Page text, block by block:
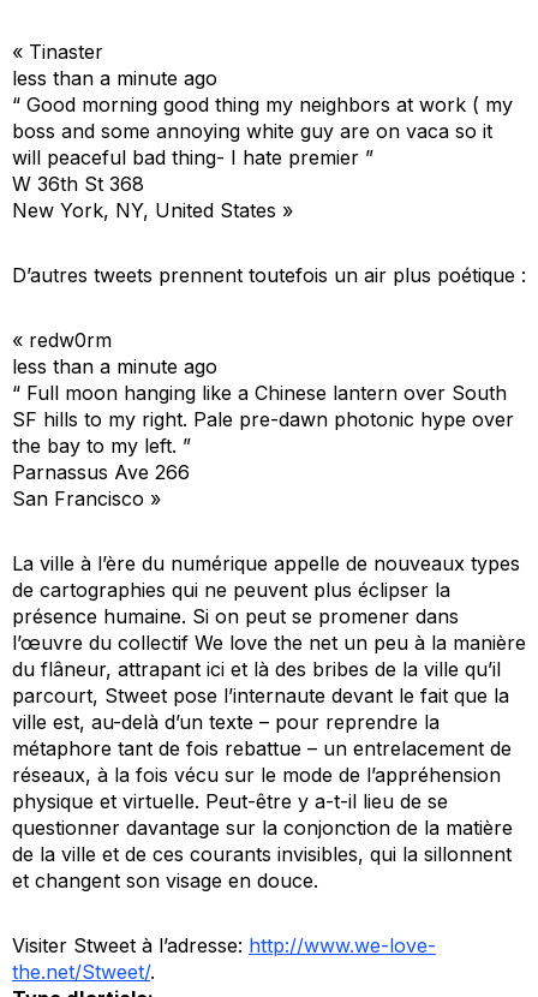
« Tinaster
less than a minute ago
“ Good morning good thing my neighbors at work ( my
boss and some annoying white guy are on vaca so it
will peaceful bad thing- I hate premier ”
W 36th St 368
New York, NY, United States »
D’autres tweets prennent toutefois un air plus poétique :
« redw0rm
less than a minute ago
“ Full moon hanging like a Chinese lantern over South
SF hills to my right. Pale pre-dawn photonic hype over
the bay to my left. ”
Parnassus Ave 266
San Francisco »
La ville à l’ère du numérique appelle de nouveaux types
de cartographies qui ne peuvent plus éclipser la
présence humaine. Si on peut se promener dans
l’œuvre du collectif We love the net un peu à la manière
du flâneur, attrapant ici et là des bribes de la ville qu’il
parcourt, Stweet pose l’internaute devant le fait que la
ville est, au-delà d’un texte – pour reprendre la
métaphore tant de fois rebattue – un entrelacement de
réseaux, à la fois vécu sur le mode de l’appréhension
physique et virtuelle. Peut-être y a-t-il lieu de se
questionner davantage sur la conjonction de la matière
de la ville et de ces courants invisibles, qui la sillonnent
et changent son visage en douce.
Visiter Stweet à l’adresse: http://www.we-love-
the.net/Stweet/.